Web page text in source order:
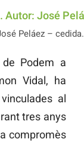
Peláez – cedida.
Podem a
Vidal, ha
al
tres anys
compromès